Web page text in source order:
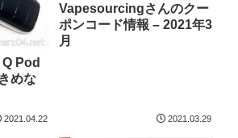
Pod
めな
2021.04.22
Vapesourcingさんのクー
ポンコード情報 – 2021年3
月
2021.03.29